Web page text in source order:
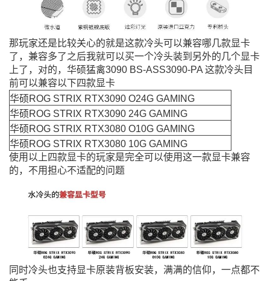
那玩家还是比较关心的就是这款冷头可以兼容哪几款显卡
了，兼容多了之后我就可以买一个冷头装到另外的几个显卡
上了，对的，华硕猛禽3090 BS-ASS3090-PA 这款冷头目
前可以兼容以下四款显卡
华硕ROG STRIX RTX3090 O24G GAMING
华硕ROG STRIX RTX3090 24G GAMING
华硕ROG STRIX RTX3080 O10G GAMING
华硕ROG STRIX RTX3080 10G GAMING
使用以上四款显卡的玩家是完全可以使用这一款显卡兼容
的，不用担心不适配的问题
同时冷头也支持显卡原装背板安装，满满的信仰，一点都不